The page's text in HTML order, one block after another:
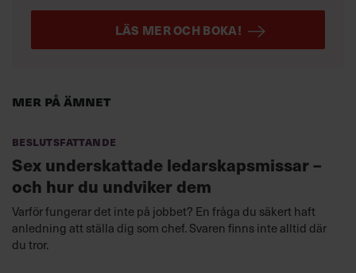
Mer på ämnet
Beslutsfattande
Sex underskattade ledarskapsmissar –
och hur du undviker dem
Varför fungerar det inte på jobbet? En fråga du säkert haft
anledning att ställa dig som chef. Svaren finns inte alltid där
du tror.
LÄS MER OCH BOKA!